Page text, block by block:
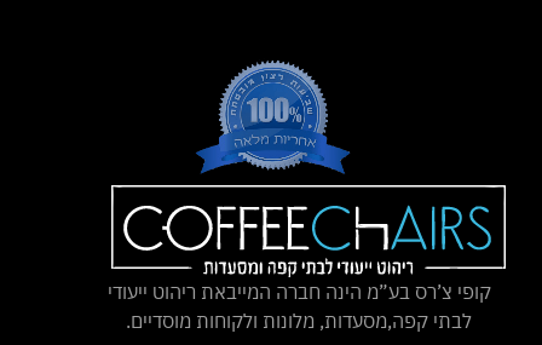
קופי צ’רס בע”מ הינה חברה המייבאת ריהוט ייעודי
לבתי קפה,מסעדות, מלונות ולקוחות מוסדיים.